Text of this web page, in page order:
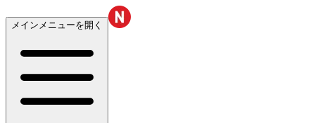
メインメニューを開く